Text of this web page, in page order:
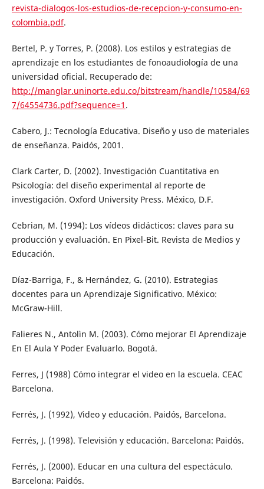
revista-dialogos-los-estudios-de-recepcion-y-consumo-en-
colombia.pdf.
Bertel, P. y Torres, P. (2008). Los estilos y estrategias de
aprendizaje en los estudiantes de fonoaudiología de una
universidad oficial. Recuperado de:
http://manglar.uninorte.edu.co/bitstream/handle/10584/69
7/64554736.pdf?sequence=1 .
Cabero, J.: Tecnología Educativa. Diseño y uso de materiales
de enseñanza. Paidós, 2001.
Clark Carter, D. (2002). Investigación Cuantitativa en
Psicología: del diseño experimental al reporte de
investigación. Oxford University Press. México, D.F.
Cebrian, M. (1994): Los vídeos didácticos: claves para su
producción y evaluación. En Pixel-Bit. Revista de Medios y
Educación.
Díaz-Barriga, F., & Hernández, G. (2010). Estrategias
docentes para un Aprendizaje Significativo. México:
McGraw-Hill.
Falieres N., Antolìn M. (2003). Cómo mejorar El Aprendizaje
En El Aula Y Poder Evaluarlo. Bogotá.
Ferres, J (1988) Cómo integrar el video en la escuela. CEAC
Barcelona.
Ferrés, J. (1992), Video y educación. Paidós, Barcelona.
Ferrés, J. (1998). Televisión y educación. Barcelona: Paidós.
Ferrés, J. (2000). Educar en una cultura del espectáculo.
Barcelona: Paidós.